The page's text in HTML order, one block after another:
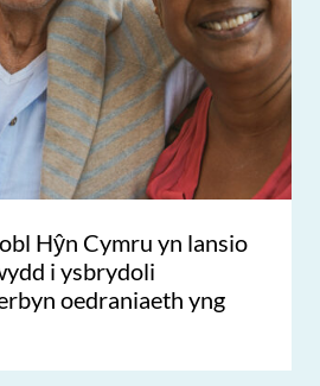
Hŷn Cymru yn lansio
i ysbrydoli
oedraniaeth yng